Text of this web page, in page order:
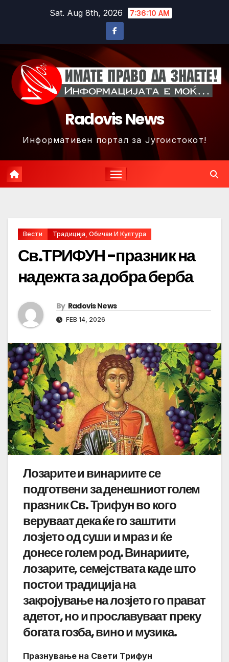
Sat. Aug 8th, 2026 7:36:13 AM
Radovis News
Информативен портал за Југоистокот!
Вести Традиција, Обичаи И Култура
Св.ТРИФУН -празник на
надежта за добра берба
By Radovis News
FEB 14, 2026
Лозарите и винариите се
подготвени за денешниот голем
празник Св. Трифун во кого
веруваат дека ќе го заштити
лозјето од суши и мраз и ќе
донесе голем род. Винариите,
лозарите, семејствата каде што
постои традиција на
закројување на лозјето го прават
адетот, но и прославуваат преку
богата гозба, вино и музика.
Празнување на Свети Трифун